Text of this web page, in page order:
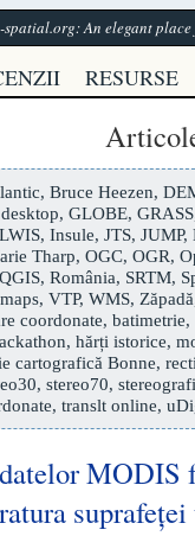
spatial.org: An elegant
RESURSE
, Bruce Heezen,
, GLOBE, GRASS
, Insule, JTS, JUMP,
Tharp, OGC, OGR,
QGIS, România, SRTM,
, VTP, WMS, Zăpadă
coordonate, batimetrie,
, hărți istorice,
cartografică Bonne,
, stereo70,
, translt online,